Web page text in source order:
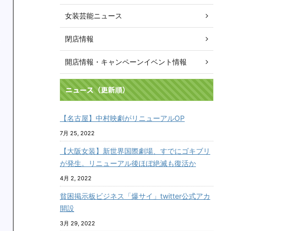
女装芸能ニュース
閉店情報
開店情報・キャンペーンイベント情報
ニュース（更新順）
【名古屋】中村映劇がリニューアルOP
7月 25, 2022
【大阪女装】新世界国際劇場、すでにゴキブリ
が発生。リニューアル後ほぼ絶滅も復活か
4月 2, 2022
貧困掲示板ビジネス「爆サイ」twitter公式アカ
開設
3月 29, 2022